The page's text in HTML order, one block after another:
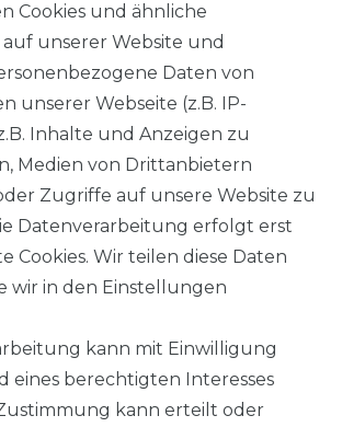
Cookies und ähnliche
unserer Website und
Daten von
unserer Webseite (z.B. IP-
Inhalte und Anzeigen zu
Medien von Drittanbietern
Zugriffe auf unsere Website zu
Datenverarbeitung erfolgt erst
Cookies. Wir teilen diese Daten
wir in den Einstellungen
kann mit Einwilligung
eines berechtigten Interesses
kann erteilt oder